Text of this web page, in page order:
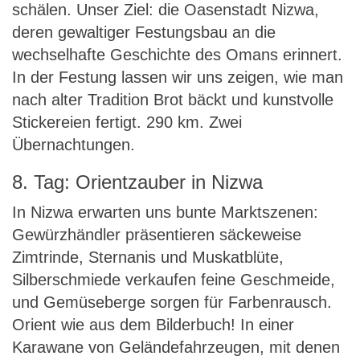
schälen. Unser Ziel: die Oasenstadt Nizwa,
deren gewaltiger Festungsbau an die
wechselhafte Geschichte des Omans erinnert.
In der Festung lassen wir uns zeigen, wie man
nach alter Tradition Brot bäckt und kunstvolle
Stickereien fertigt. 290 km. Zwei
Übernachtungen.
8. Tag: Orientzauber in Nizwa
In Nizwa erwarten uns bunte Marktszenen:
Gewürzhändler präsentieren säckeweise
Zimtrinde, Sternanis und Muskatblüte,
Silberschmiede verkaufen feine Geschmeide,
und Gemüseberge sorgen für Farbenrausch.
Orient wie aus dem Bilderbuch! In einer
Karawane von Geländefahrzeugen, mit denen